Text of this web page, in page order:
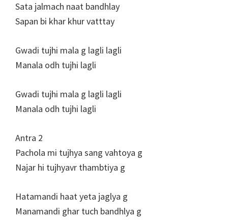
Sata jalmach naat bandhlay
Sapan bi khar khur vatttay
Gwadi tujhi mala g lagli lagli
Manala odh tujhi lagli
Gwadi tujhi mala g lagli lagli
Manala odh tujhi lagli
Antra 2
Pachola mi tujhya sang vahtoya g
Najar hi tujhyavr thambtiya g
Hatamandi haat yeta jaglya g
Manamandi ghar tuch bandhlya g